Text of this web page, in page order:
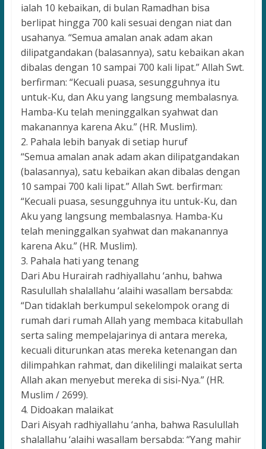
ialah 10 kebaikan, di bulan Ramadhan bisa
berlipat hingga 700 kali sesuai dengan niat dan
usahanya. “Semua amalan anak adam akan
dilipatgandakan (balasannya), satu kebaikan akan
dibalas dengan 10 sampai 700 kali lipat.” Allah Swt.
berfirman: “Kecuali puasa, sesungguhnya itu
untuk-Ku, dan Aku yang langsung membalasnya.
Hamba-Ku telah meninggalkan syahwat dan
makanannya karena Aku.” (HR. Muslim).
2. Pahala lebih banyak di setiap huruf
“Semua amalan anak adam akan dilipatgandakan
(balasannya), satu kebaikan akan dibalas dengan
10 sampai 700 kali lipat.” Allah Swt. berfirman:
“Kecuali puasa, sesungguhnya itu untuk-Ku, dan
Aku yang langsung membalasnya. Hamba-Ku
telah meninggalkan syahwat dan makanannya
karena Aku.” (HR. Muslim).
3. Pahala hati yang tenang
Dari Abu Hurairah radhiyallahu ‘anhu, bahwa
Rasulullah shalallahu ‘alaihi wasallam bersabda:
“Dan tidaklah berkumpul sekelompok orang di
rumah dari rumah Allah yang membaca kitabullah
serta saling mempelajarinya di antara mereka,
kecuali diturunkan atas mereka ketenangan dan
dilimpahkan rahmat, dan dikelilingi malaikat serta
Allah akan menyebut mereka di sisi-Nya.” (HR.
Muslim / 2699).
4. Didoakan malaikat
Dari Aisyah radhiyallahu ‘anha, bahwa Rasulullah
shalallahu ‘alaihi wasallam bersabda: “Yang mahir